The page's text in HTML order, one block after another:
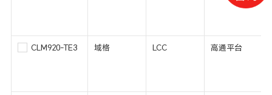
CLM920-TE3 域格 LCC 高通平台